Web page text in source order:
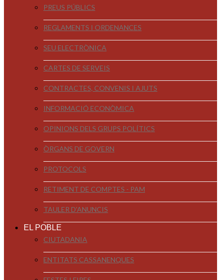
PREUS PÚBLICS
REGLAMENTS I ORDENANCES
SEU ELECTRÒNICA
CARTES DE SERVEIS
CONTRACTES, CONVENIS I AJUTS
INFORMACIÓ ECONÒMICA
OPINIONS DELS GRUPS POLÍTICS
ÒRGANS DE GOVERN
PROTOCOLS
RETIMENT DE COMPTES - PAM
TAULER D'ANUNCIS
EL POBLE
CIUTADANIA
ENTITATS CASSANENQUES